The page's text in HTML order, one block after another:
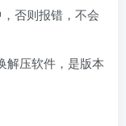
否则报错，不会
解压软件，是版本